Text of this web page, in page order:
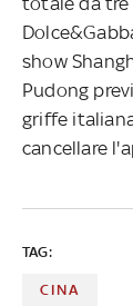
show
Pudong
griffe
cancellare
TAG:
CINA